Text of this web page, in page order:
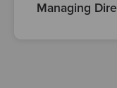
Managing